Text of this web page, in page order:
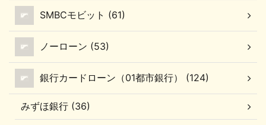
SMBCモビット (61)
ノーローン (53)
銀行カードローン（01都市銀行） (124)
みずほ銀行 (36)